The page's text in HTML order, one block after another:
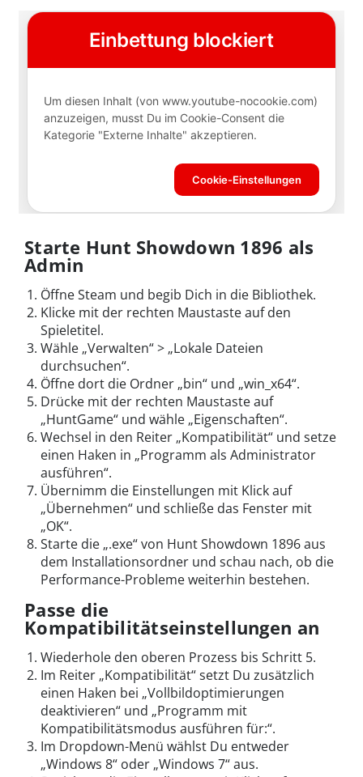
Starte Hunt Showdown 1896 als
Admin
Öffne Steam und begib Dich in die Bibliothek.
Klicke mit der rechten Maustaste auf den
Spieletitel.
Wähle „Verwalten“ > „Lokale Dateien
durchsuchen“.
Öffne dort die Ordner „bin“ und „win_x64“.
Drücke mit der rechten Maustaste auf
„HuntGame“ und wähle „Eigenschaften“.
Wechsel in den Reiter „Kompatibilität“ und setze
einen Haken in „Programm als Administrator
ausführen“.
Übernimm die Einstellungen mit Klick auf
„Übernehmen“ und schließe das Fenster mit
„OK“.
Starte die „.exe“ von Hunt Showdown 1896 aus
dem Installationsordner und schau nach, ob die
Performance-Probleme weiterhin bestehen.
Passe die
Kompatibilitätseinstellungen an
Wiederhole den oberen Prozess bis Schritt 5.
Im Reiter „Kompatibilität“ setzt Du zusätzlich
einen Haken bei „Vollbildoptimierungen
deaktivieren“ und „Programm mit
Kompatibilitätsmodus ausführen für:“.
Im Dropdown-Menü wählst Du entweder
„Windows 8“ oder „Windows 7“ aus.